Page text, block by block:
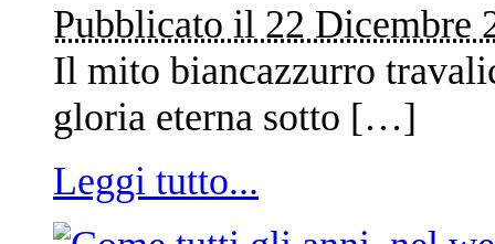
Pubblicato il 22 Dicembre
Il mito biancazzurro
gloria eterna sotto […]
Leggi tutto...